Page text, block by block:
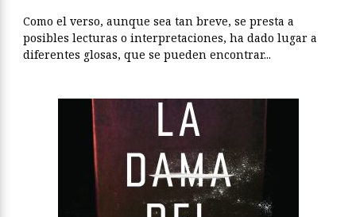
Como el verso, aunque sea tan breve, se presta a
posibles lecturas o interpretaciones, ha dado lugar a
diferentes glosas, que se pueden encontrar...